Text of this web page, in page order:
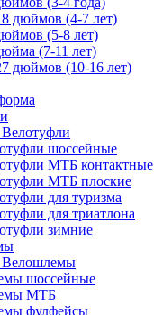
дюймов (4-7 лет)
(5-8 лет)
(7-11 лет)
дюймов (10-16 лет)
шоссейные
МТБ контактные
МТБ плоские
для туризма
для триатлона
зимние
Велошлемы
шоссейные
МТБ
фулфейсы